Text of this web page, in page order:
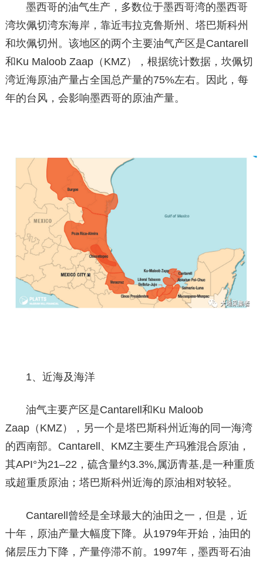
墨西哥的油气生产，多数位于墨西哥湾的墨西哥
湾坎佩切湾东海岸，靠近韦拉克鲁斯州、塔巴斯科州
和坎佩切州。该地区的两个主要油气产区是Cantarell
和Ku Maloob Zaap（KMZ），根据统计数据，坎佩切
湾近海原油产量占全国总产量的75%左右。因此，每
年的台风，会影响墨西哥的原油产量。
1、近海及海洋
油气主要产区是Cantarell和Ku Maloob
Zaap（KMZ），另一个是塔巴斯科州近海的同一海湾
的西南部。Cantarell、KMZ主要生产玛雅混合原油，
其API°为21–22，硫含量约3.3%,属沥青基,是一种重质
或超重质原油；塔巴斯科州近海的原油相对较轻。
Cantarell曾经是全球最大的油田之一，但是，近
十年，原油产量大幅度下降。从1979年开始，油田的
储层压力下降，产量停滞不前。1997年，墨西哥石油